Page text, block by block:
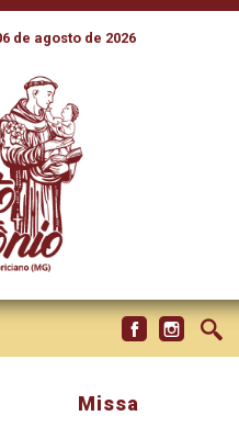
de agosto de 2026
Missa